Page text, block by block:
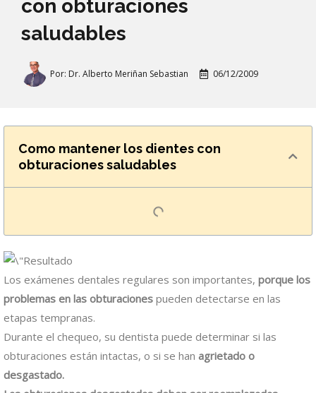
con obturaciones
saludables
Por: Dr. Alberto Meriñan Sebastian 06/12/2009
Como mantener los dientes con
obturaciones saludables
Los exámenes dentales regulares son importantes, porque los
problemas en las obturaciones pueden detectarse en las
etapas tempranas.
Durante el chequeo, su dentista puede determinar si las
obturaciones están intactas, o si se han agrietado o
desgastado.